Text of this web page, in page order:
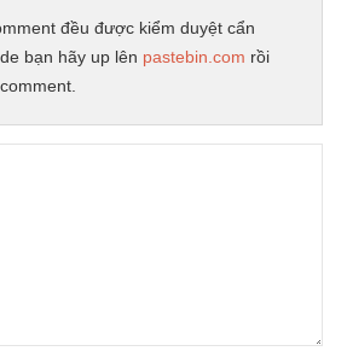
đều được kiểm duyệt cẩn
bạn hãy up lên pastebin.com rồi